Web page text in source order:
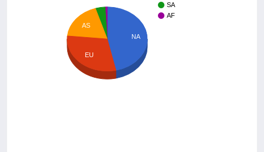
SA
AF
NA
AS
EU